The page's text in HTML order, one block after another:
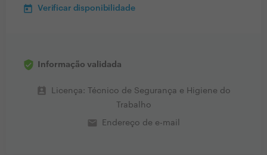
Verificar disponibilidade
Informação validada
perm_contact_calendar
Licença: Técnico de Segurança e Higiene do
Trabalho
email Endereço de e-mail